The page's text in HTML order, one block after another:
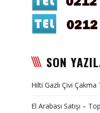
Alçıpan malzemesi
Sandviç Panel
Satışı
Asma Tavan Malzemesi
Kaplama
BİZE ULAŞIN
SON
Hilti Gazlı Çivi Çakma
El Arabası Satışı –